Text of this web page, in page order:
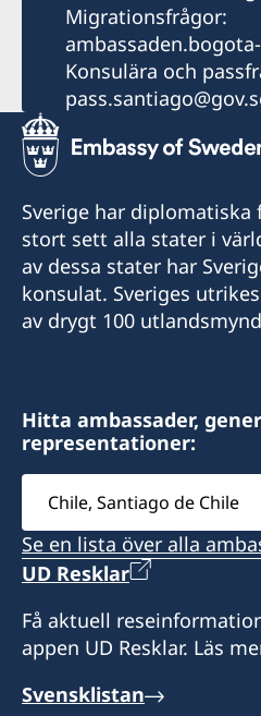
Migrationsfrågor:
Konsulära och
Sverige har
stort sett alla stater i
av dessa stater har
konsulat. Sveriges
av drygt 100
Hitta ambassader,
representationer:
Välj
ambassad
Se en lista över alla
UD Resklar
Få aktuell
appen UD Resklar. Läs
Svensklistan